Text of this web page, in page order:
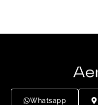
Whatsapp